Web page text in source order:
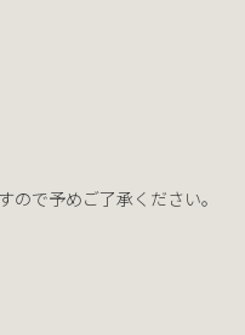
で予めご了承ください。